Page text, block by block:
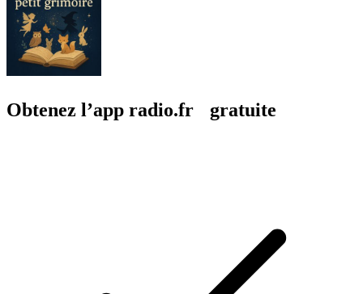
Obtenez l’app radio.fr gratuite